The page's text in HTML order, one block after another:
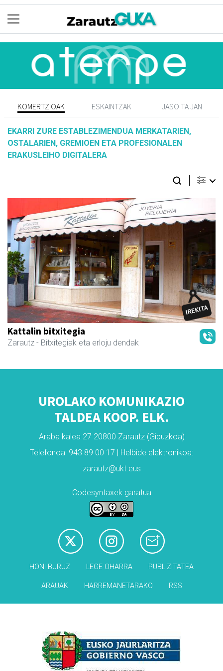
KOMERTZIOAK ESKAINTZAK JASO TA JAN
EKARRI ZURE ESTABLEZIMENDUA MERKATARIEN,
OSTALARIEN, GREMIOEN ETA PROFESIONALEN
ERAKUSLEIHO DIGITALERA
Kattalin bitxitegia
Zarautz - Bitxitegiak eta erloju dendak
UROLAKO KOMUNIKAZIO
TALDEA KOOP. ELK.
Araba kalea 27 20800 Zarautz (Gipuzkoa)
Telefonoa: 943 89 00 17 | Helbide elektronikoa:
zarautz@ukt.eus
Codesyntaxek garatua
HONI BURUZ LEGE OHARRA PUBLIZITATEA
ARAUAK HARREMANETARAKO RSS